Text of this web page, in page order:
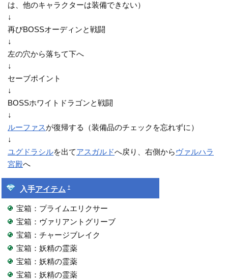
は、他のキャラクターは装備できない）
↓
再びBOSSオーディンと戦闘
↓
左の穴から落ちて下へ
↓
セーブポイント
↓
BOSSホワイトドラゴンと戦闘
↓
ルーファスが復帰する（装備品のチェックを忘れずに）
↓
ユグドラシルを出てアスガルドへ戻り、右側からヴァルハラ
宮殿へ
入手アイテム †
宝箱：プライムエリクサー
宝箱：ヴァリアントグリーブ
宝箱：チャージブレイク
宝箱：妖精の霊薬
宝箱：妖精の霊薬
宝箱：妖精の霊薬